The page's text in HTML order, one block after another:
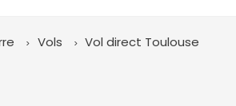
Vols
Vol direct Toulouse
Septembre
Octobre